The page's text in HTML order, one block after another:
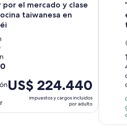
adulto
por el mercado y clase
taiwanesa en
El
precio
de
US$ 224.440
impuestos y cargos incluidos
por adulto